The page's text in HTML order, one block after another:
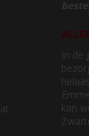
In de
kan